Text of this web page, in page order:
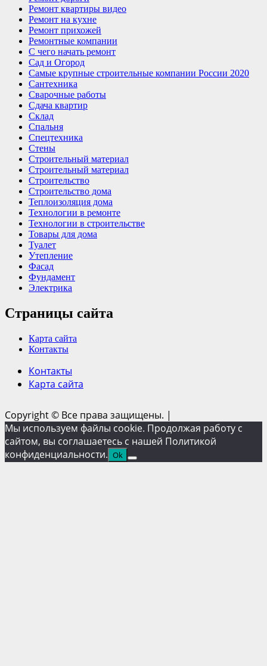
Ремонт квартиры видео
Ремонт на кухне
Ремонт прихожей
Ремонтные компании
С чего начать ремонт
Сад и Огород
Самые крупные строительные компании России 2020
Сантехника
Сварочные работы
Сдача квартир
Склад
Спальня
Спецтехника
Стены
Строительный материал
Строительный материал
Строительство
Строительство дома
Теплоизоляция дома
Технологии в ремонте
Технологии в строительстве
Товары для дома
Туалет
Утепление
Фасад
Фундамент
Электрика
Страницы сайта
Карта сайта
Контакты
Контакты
Карта сайта
Copyright © Все права защищены. |
Мы используем файлы cookie. Продолжая работу с
сайтом, вы соглашаетесь с нашей Политикой
конфиденциальности. Ok